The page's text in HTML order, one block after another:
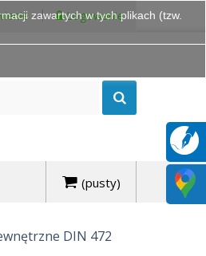
Logowanie
(pusty)
DIN 472
zawartych w tych plikach (tzw.